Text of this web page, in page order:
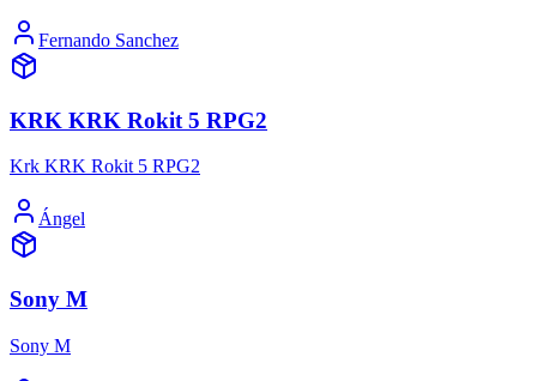
Fernando Sanchez
KRK KRK Rokit 5 RPG2
Krk KRK Rokit 5 RPG2
Ángel
Sony M
Sony M